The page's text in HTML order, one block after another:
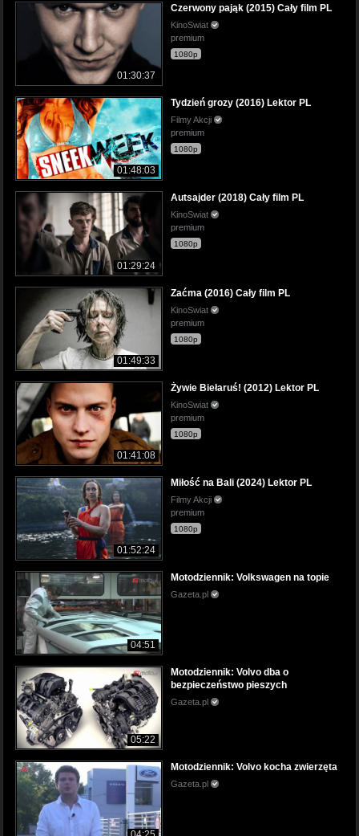
01:30:37
Czerwony pająk (2015) Cały film PL
KinoSwiat
premium
1080p
01:48:03
Tydzień grozy (2016) Lektor PL
Filmy Akcji
premium
1080p
01:29:24
Autsajder (2018) Cały film PL
KinoSwiat
premium
1080p
01:49:33
Zaćma (2016) Cały film PL
KinoSwiat
premium
1080p
01:41:08
Żywie Biełaruś! (2012) Lektor PL
KinoSwiat
premium
1080p
01:52:24
Miłość na Bali (2024) Lektor PL
Filmy Akcji
premium
1080p
04:51
Motodziennik: Volkswagen na topie
Gazeta.pl
05:22
Motodziennik: Volvo dba o
bezpieczeństwo pieszych
Gazeta.pl
Motodziennik: Volvo kocha zwierzęta
Gazeta.pl